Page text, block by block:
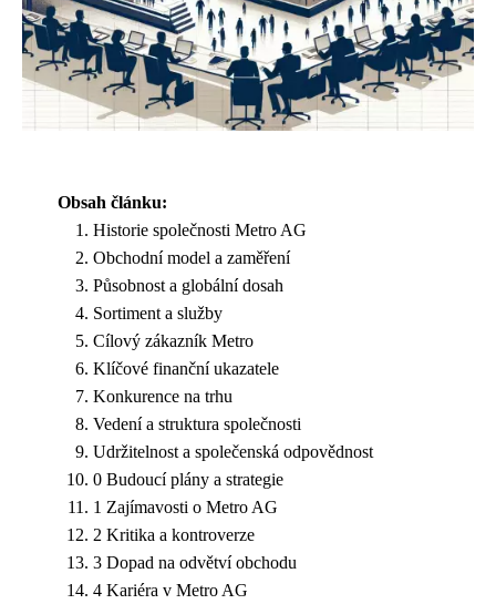
Obsah článku:
Historie společnosti Metro AG
Obchodní model a zaměření
Působnost a globální dosah
Sortiment a služby
Cílový zákazník Metro
Klíčové finanční ukazatele
Konkurence na trhu
Vedení a struktura společnosti
Udržitelnost a společenská odpovědnost
0 Budoucí plány a strategie
1 Zajímavosti o Metro AG
2 Kritika a kontroverze
3 Dopad na odvětví obchodu
4 Kariéra v Metro AG